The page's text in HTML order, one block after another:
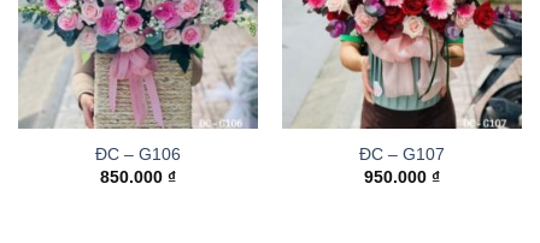
ĐC – G106
850.000 ₫
ĐC – G107
950.000 ₫